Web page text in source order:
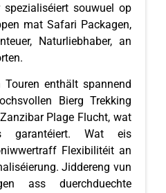
souwuel op
mat Safari Packagen,
Naturliebhaber, an
enthält spannend
Bierg Trekking
Plage Flucht, wat
garantéiert. Wat eis
Flexibilitéit an
Jiddereng vun
ass duerchduechte